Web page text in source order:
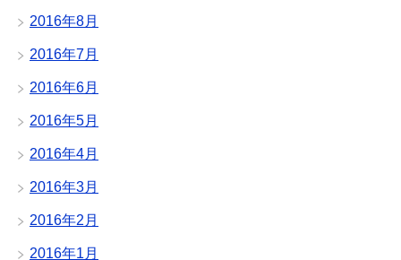
2016年8月
2016年7月
2016年6月
2016年5月
2016年4月
2016年3月
2016年2月
2016年1月